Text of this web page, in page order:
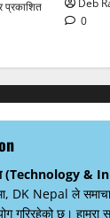
प्रकाशित
Deb
0
(Technology
DK Nepal ले
गरिरहेको छ। हाम्रा